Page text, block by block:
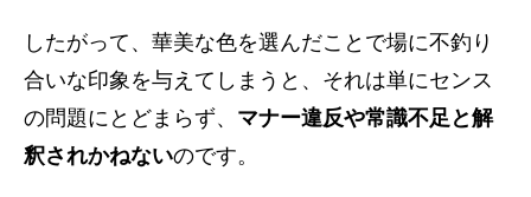
したがって、華美な色を選んだことで場に不釣り
合いな印象を与えてしまうと、それは単にセンス
の問題にとどまらず、 マナー違反や常識不足と解
釈されかねないのです。